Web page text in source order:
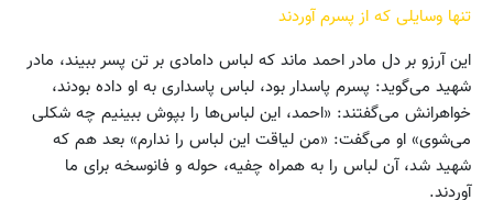
تنها وسایلی که از پسرم آوردند
این آرزو بر دل مادر احمد ماند که لباس دامادی بر تن پسر ببیند، مادر
شهید می‌گوید: پسرم پاسدار بود، لباس پاسداری به او داده بودند،
خواهرانش می‌گفتند: «احمد، این لباس‌ها را بپوش ببینیم چه شکلی
می‌شوی» او می‌گفت: «من لیاقت این لباس را ندارم» بعد هم که
شهید شد، آن لباس را به همراه چفیه‌، حوله و فانوسخه‌ برای ما
آوردند.